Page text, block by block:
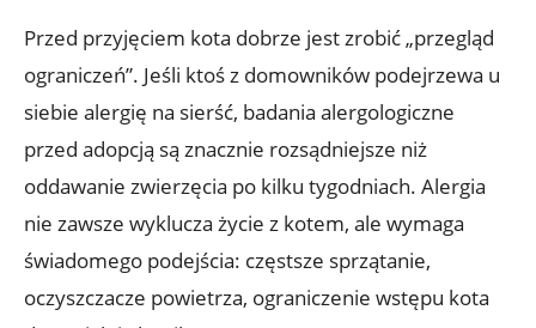
Przed przyjęciem kota dobrze jest zrobić „przegląd
ograniczeń”. Jeśli ktoś z domowników podejrzewa u
siebie alergię na sierść, badania alergologiczne
przed adopcją są znacznie rozsądniejsze niż
oddawanie zwierzęcia po kilku tygodniach. Alergia
nie zawsze wyklucza życie z kotem, ale wymaga
świadomego podejścia: częstsze sprzątanie,
oczyszczacze powietrza, ograniczenie wstępu kota